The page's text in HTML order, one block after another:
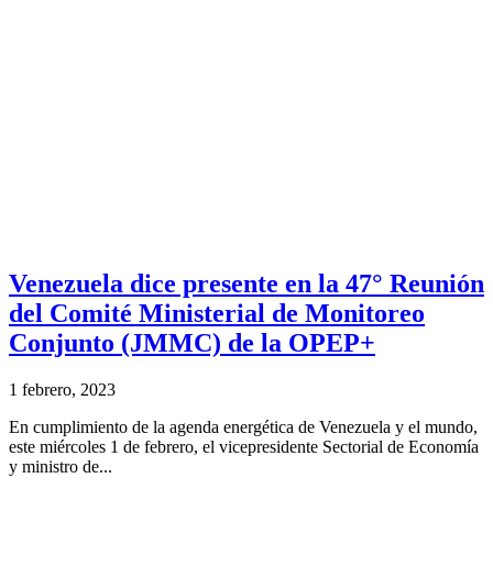
Venezuela dice presente en la 47° Reunión
del Comité Ministerial de Monitoreo
Conjunto (JMMC) de la OPEP+
1 febrero, 2023
En cumplimiento de la agenda energética de Venezuela y el mundo,
este miércoles 1 de febrero, el vicepresidente Sectorial de Economía
y ministro de...